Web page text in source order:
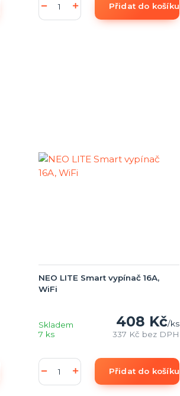
Přidat do košíku
NEO LITE Smart vypínač 16A,
WiFi
408 Kč/ks
337 Kč bez DPH
Skladem
7 ks
Přidat do košíku